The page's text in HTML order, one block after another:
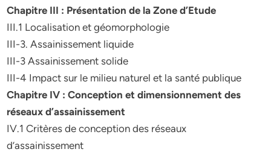
Chapitre III : Présentation de la Zone d’Etude
III.1 Localisation et géomorphologie
III-3. Assainissement liquide
III-3 Assainissement solide
III-4 Impact sur le milieu naturel et la santé publique
Chapitre IV : Conception et dimensionnement des
réseaux d’assainissement
IV.1 Critères de conception des réseaux
d’assainissement